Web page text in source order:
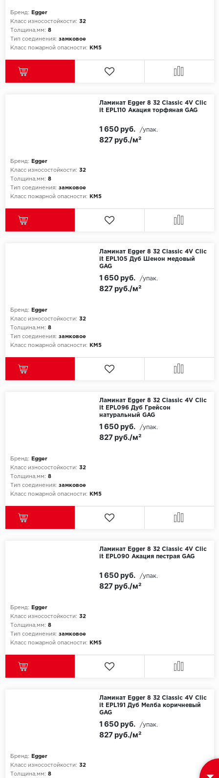
Бренд:
Egger
Класс износостойкости: 32
Толщина,мм: 8
Тип соединения: замковое
Класс пожарной опасности:
КМ5
Ламинат Egger 8 32 Classic 4V Clic
it EPL110 Акация торфяная GAG
Бренд:
Egger
Класс износостойкости: 32
Толщина,мм: 8
Тип соединения: замковое
Класс пожарной опасности:
КМ5
827 руб./м²
1 650 руб. /упак.
Ламинат Egger 8 32 Classic 4V Clic
it EPL105 Дуб Шенон медовый
GAG
Бренд:
Egger
Класс износостойкости: 32
Толщина,мм: 8
Тип соединения: замковое
Класс пожарной опасности:
КМ5
827 руб./м²
1 650 руб. /упак.
Ламинат Egger 8 32 Classic 4V Clic
it EPL096 Дуб Грейсон
натуральный GAG
Бренд:
Egger
Класс износостойкости: 32
Толщина,мм: 8
Тип соединения: замковое
Класс пожарной опасности:
КМ5
827 руб./м²
1 650 руб. /упак.
Ламинат Egger 8 32 Classic 4V Clic
it EPL090 Акация пестрая GAG
Бренд:
Egger
Класс износостойкости: 32
Толщина,мм: 8
Тип соединения: замковое
Класс пожарной опасности:
КМ5
827 руб./м²
1 650 руб. /упак.
Ламинат Egger 8 32 Classic 4V Clic
it EPL191 Дуб Мелба коричневый
GAG
Бренд:
Egger
Класс износостойкости: 32
Толщина,мм: 8
827 руб./м²
1 650 руб. /упак.